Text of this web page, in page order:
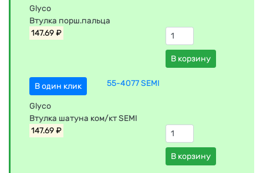
Glyco
Втулка порш.пальца
147.69 ₽
В корзину
В один клик 55-4077 SEMI
Glyco
Втулка шатуна ком/кт SEMI
147.69 ₽
В корзину